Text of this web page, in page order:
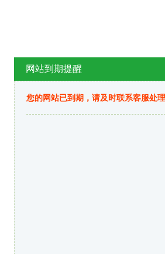
网站到期提醒
您的网站已到期，请及时联系客服处理